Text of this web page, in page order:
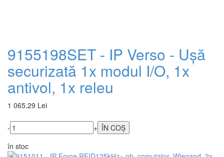
9155198SET - IP Verso - Ușă
securizată 1x modul I/O, 1x
antivol, 1x releu
1 065,29 Lei
-
+
în stoc